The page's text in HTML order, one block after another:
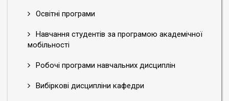
Освітні програми
Навчання студентів за програмою академічної
мобільності
Робочі програми навчальних дисциплін
Вибіркові дисципліни кафедри